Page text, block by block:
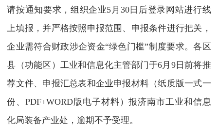
请按通知要求，组织企业5月30日后登录网站进行线
上填报，并严格按照申报范围、申报条件进行把关，
企业需符合财政涉企资金“绿色门槛”制度要求。各区
县（功能区）工业和信息化主管部门于6月9日前将推
荐文件、申报汇总表和企业申报材料（纸质版一式一
份、PDF+WORD版电子材料）报济南市工业和信息
化局装备产业处，逾期不予受理。